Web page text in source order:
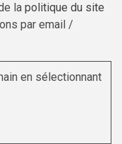
la politique du site
par email /
en sélectionnant